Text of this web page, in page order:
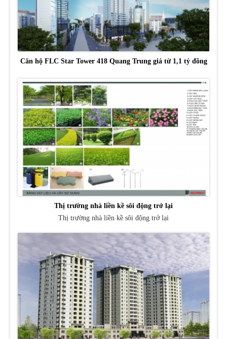
Căn hộ FLC Star Tower 418 Quang Trung giá từ 1,1 tỷ đồng
Thị trường nhà liền kề sôi động trở lại
Thị trường nhà liền kề sôi động trở lại